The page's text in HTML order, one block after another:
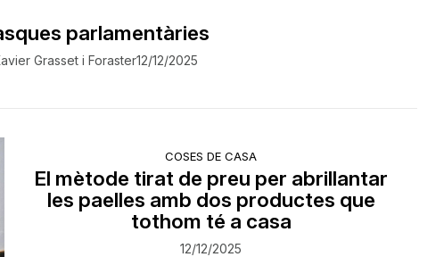
parlamentàries
Grasset i Foraster12/12/2025
COSES DE CASA
El mètode tirat de preu per abrillantar
les paelles amb dos productes que
tothom té a casa
12/12/2025